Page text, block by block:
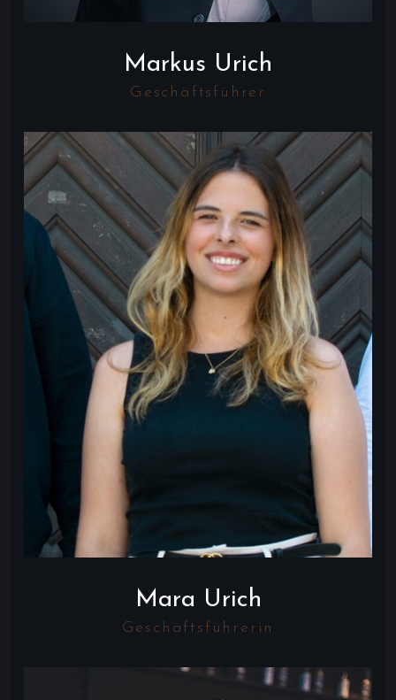
Markus Urich
Geschäftsführer
Mara Urich
Geschäftsführerin